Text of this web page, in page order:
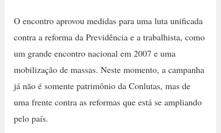
O encontro aprovou medidas para uma luta unificada
contra a reforma da Previdência e a trabalhista, como
um grande encontro nacional em 2007 e uma
mobilização de massas. Neste momento, a campanha
já não é somente patrimônio da Conlutas, mas de
uma frente contra as reformas que está se ampliando
pelo país.